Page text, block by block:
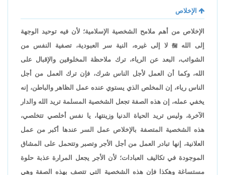
الإخلاص
الإخلاص من أهم ملامح الشخصية الإسلامية؛ لأن فيه توحيد الوجهة
إلى الله لا إلى غيره، النية سر العبودية، تصفية النفس من
الشوائب، البعد عن الرياء، ترك ملاحظة المخلوقين والإقبال على
الله، وكما أن العمل لأجل الناس شرك، فإن ترك العمل من أجل
الناس رياء، إن المخلص الذي يستوي عنده عمل الظاهر والباطن، إنه
يخفي عمله، إن هذه الصفة تجعل الشخصية المسلمة تريد الله والدار
الآخرة، وليس تريد الحياة الدنيا وزينتها، يا نفس أخلصي تتخلصي،
هذه الشخصية المتصفة بالإخلاص عمل السر عندها أكبر من عمل
العلانية، إنها تبادر العمل من أجل الأجر وتصبر وتتحمل على المشاق
الموجودة في تكاليف العبادات؛ لأن الأجر يجعل المرارة عذبة حلوة
مستساغة وهكذا فإن هذه الشخصية التي تتصف بهذه الصفة وهي